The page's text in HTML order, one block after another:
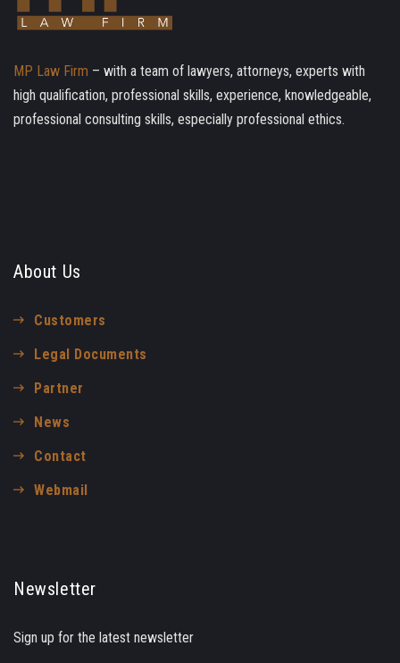
MP Law Firm – with a team of lawyers, attorneys, experts with
high qualification, professional skills, experience, knowledgeable,
professional consulting skills, especially professional ethics.
About Us
Customers
Legal Documents
Partner
News
Contact
Webmail
Newsletter
Sign up for the latest newsletter